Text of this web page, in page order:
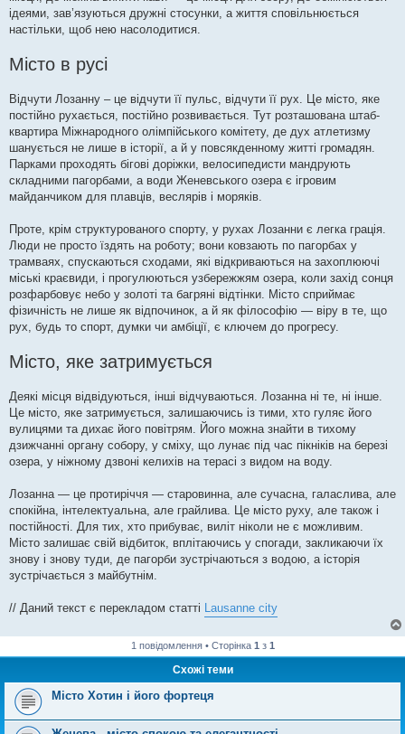
ідеями, зав’язуються дружні стосунки, а життя сповільнюється
настільки, щоб нею насолодитися.
Місто в русі
Відчути Лозанну – це відчути її пульс, відчути її рух. Це місто, яке
постійно рухається, постійно розвивається. Тут розташована штаб-
квартира Міжнародного олімпійського комітету, де дух атлетизму
шанується не лише в історії, а й у повсякденному житті громадян.
Парками проходять бігові доріжки, велосипедисти мандрують
складними пагорбами, а води Женевського озера є ігровим
майданчиком для плавців, веслярів і моряків.
Проте, крім структурованого спорту, у рухах Лозанни є легка грація.
Люди не просто їздять на роботу; вони ковзають по пагорбах у
трамваях, спускаються сходами, які відкриваються на захоплюючі
міські краєвиди, і прогулюються узбережжям озера, коли захід сонця
розфарбовує небо у золоті та багряні відтінки. Місто сприймає
фізичність не лише як відпочинок, а й як філософію — віру в те, що
рух, будь то спорт, думки чи амбіції, є ключем до прогресу.
Місто, яке затримується
Деякі місця відвідуються, інші відчуваються. Лозанна ні те, ні інше.
Це місто, яке затримується, залишаючись із тими, хто гуляє його
вулицями та дихає його повітрям. Його можна знайти в тихому
дзижчанні органу собору, у сміху, що лунає під час пікніків на березі
озера, у ніжному дзвоні келихів на терасі з видом на воду.
Лозанна — це протиріччя — старовинна, але сучасна, галаслива, але
спокійна, інтелектуальна, але грайлива. Це місто руху, але також і
постійності. Для тих, хто прибуває, виліт ніколи не є можливим.
Місто залишає свій відбиток, вплітаючись у спогади, закликаючи їх
знову і знову туди, де пагорби зустрічаються з водою, а історія
зустрічається з майбутнім.
// Даний текст є перекладом статті Lausanne city
1 повідомлення • Сторінка 1 з 1
Схожі теми
Місто Хотин і його фортеця